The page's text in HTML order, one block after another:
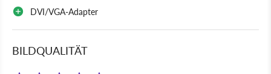
DVI/VGA-Adapter
BILDQUALITÄT